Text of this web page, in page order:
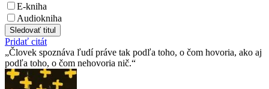
E-kniha
Audiokniha
Sledovať titul
Pridať citát
Človek spoznáva ľudí práve tak podľa toho, o čom hovoria, ako aj
podľa toho, o čom nehovoria nič.